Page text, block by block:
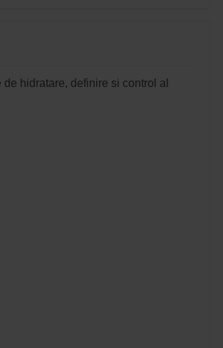
hidratare, definire si control al